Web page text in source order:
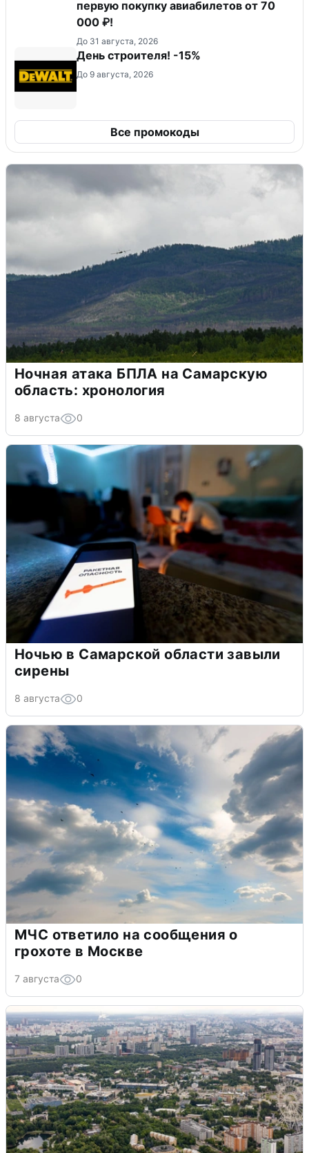
первую покупку авиабилетов от 70
000 ₽!
До 31 августа, 2026
День строителя! -15%
До 9 августа, 2026
Все промокоды
Ночная атака БПЛА на Самарскую
область: хронология
8 августа 0
Ночью в Самарской области завыли
сирены
8 августа 0
МЧС ответило на сообщения о
грохоте в Москве
7 августа 0